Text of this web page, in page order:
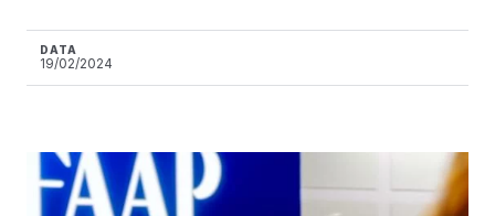
DATA
19/02/2024